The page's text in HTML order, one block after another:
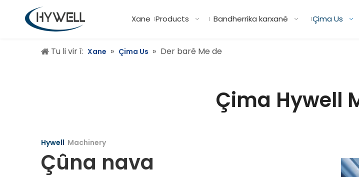
Xane Products Bandherrika karxanê Çima Us
Tu li vir î: Xane » Çima Us » Der barê Me de
Çima Hywell
Hywell Machinery
Çûna nava